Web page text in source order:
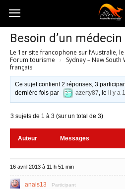
Australia-
australie.com
Besoin d’un
Le 1er site francophone sur l’Australie,
Forum tourisme › Sydney – New South
français
Ce sujet contient 2 réponses, 3
dernière fois par
azerty87, leil y a
3 sujets de 1 à 3 (sur un total de 3)
Auteur Messages
16 avril 2013 à 11 h 51 min
anais13 Participant